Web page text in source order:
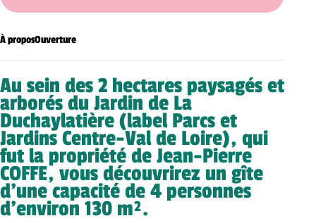
À proposOuverture
Au sein des 2 hectares paysagés et
arborés du Jardin de La
Duchaylatière (label Parcs et
Jardins Centre-Val de Loire), qui
fut la propriété de Jean-Pierre
COFFE, vous découvrirez un gîte
d’une capacité de 4 personnes
d’environ 130 m².